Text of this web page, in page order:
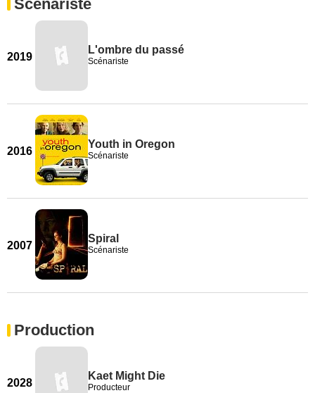
Scénariste
2019
L'ombre du passé
Scénariste
2016
Youth in Oregon
Scénariste
2007
Spiral
Scénariste
Production
2028
Kaet Might Die
Producteur